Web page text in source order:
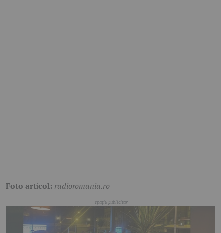
Foto articol: radioromania.ro